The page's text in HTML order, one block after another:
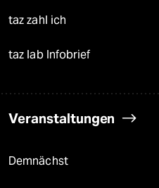
taz zahl ich
taz lab Infobrief
Veranstaltungen
Demnächst